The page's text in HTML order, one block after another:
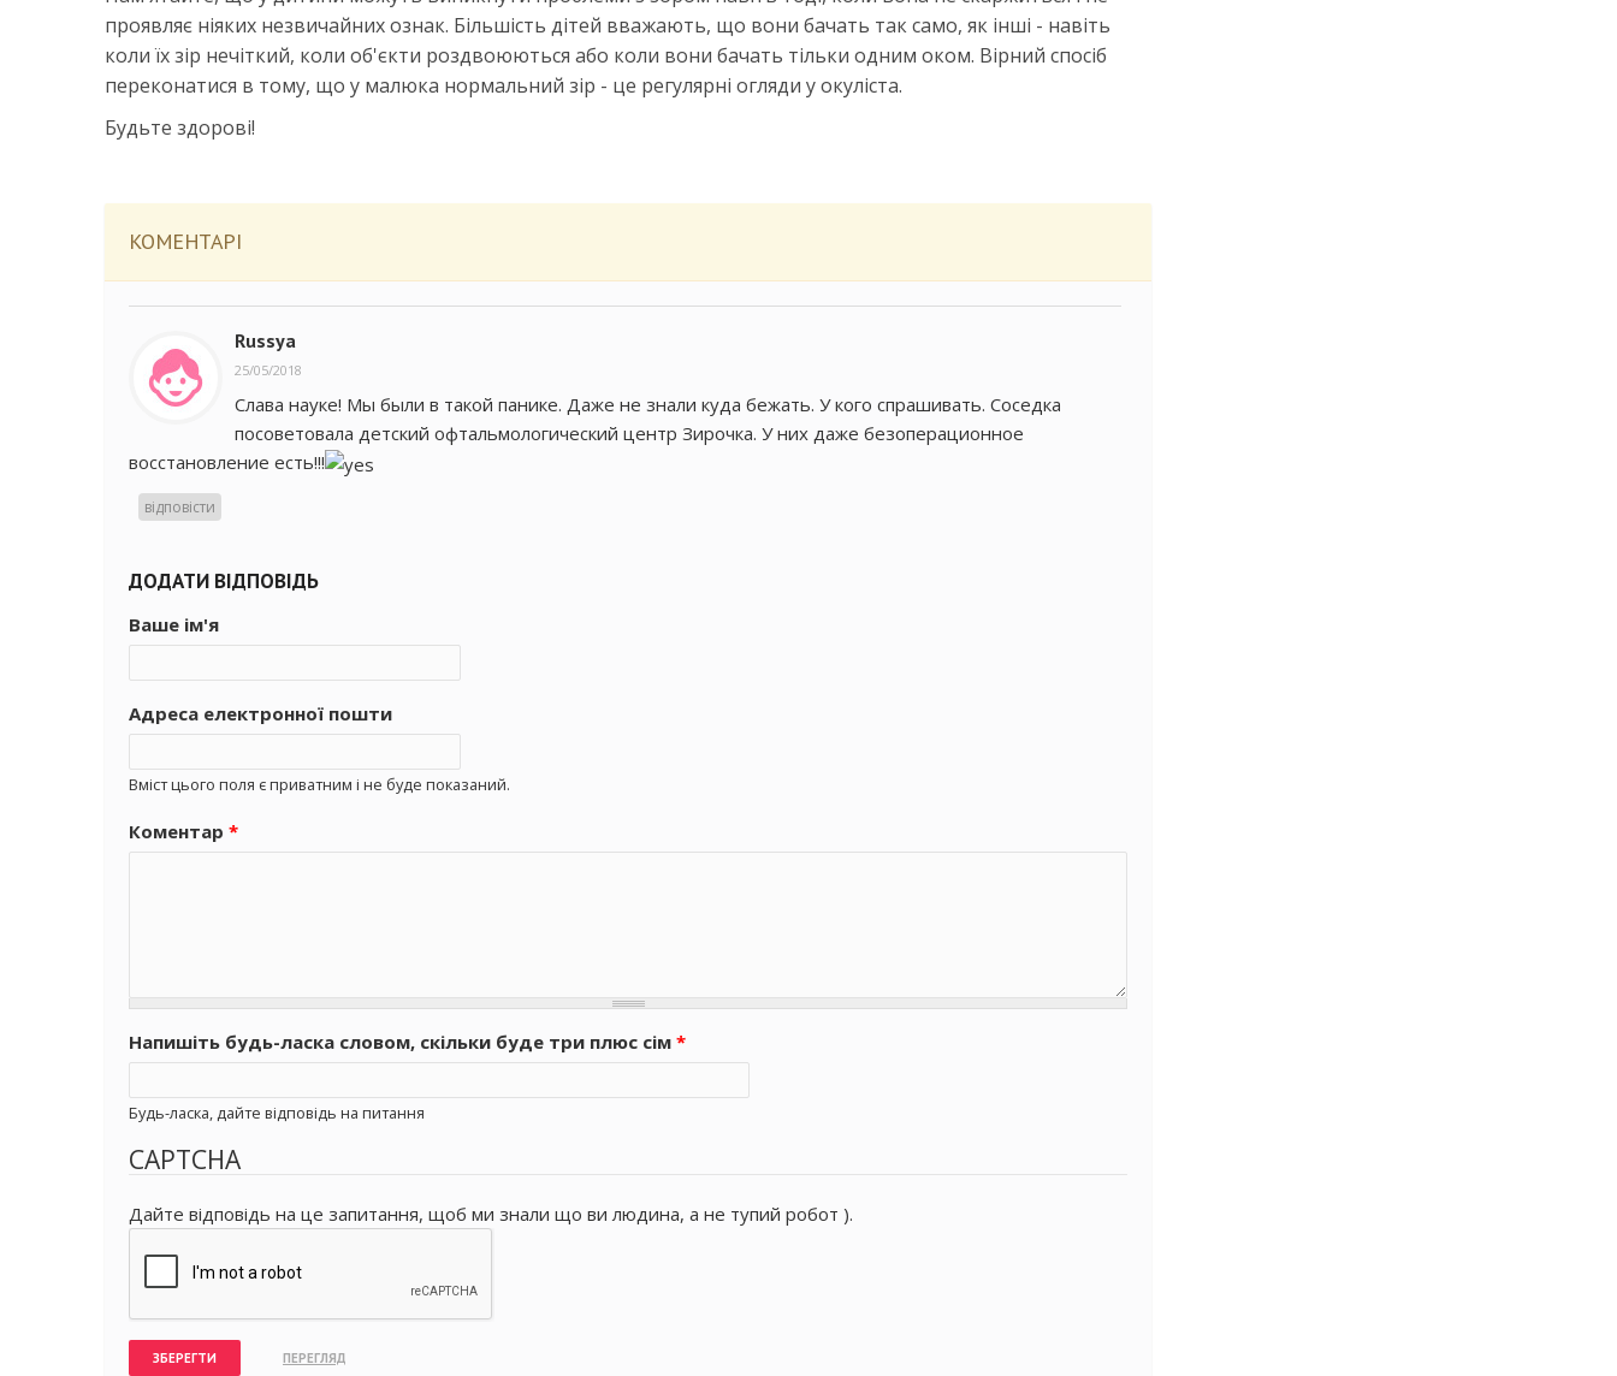
проявляє ніяких незвичайних ознак. Більшість дітей вважають, що вони бачать так само, як інші - навіть
коли їх зір нечіткий, коли об'єкти роздвоюються або коли вони бачать тільки одним оком. Вірний спосіб
переконатися в тому, що у малюка нормальний зір - це регулярні огляди у окуліста.
Будьте здорові!
КОМЕНТАРІ
Russya
25/05/2018
Слава науке! Мы были в такой панике. Даже не знали куда бежать. У кого спрашивать. Соседка
посоветовала детский офтальмологический центр Зирочка. У них даже безоперационное
восстановление есть!!!
відповісти
ДОДАТИ ВІДПОВІДЬ
Ваше ім'я
Адреса електронної пошти
Вміст цього поля є приватним і не буде показаний.
Коментар *
Напишіть будь-ласка словом, скільки буде три плюс сім *
Будь-ласка, дайте відповідь на питання
CAPTCHA
Дайте відповідь на це запитання, щоб ми знали що ви людина, а не тупий робот ).